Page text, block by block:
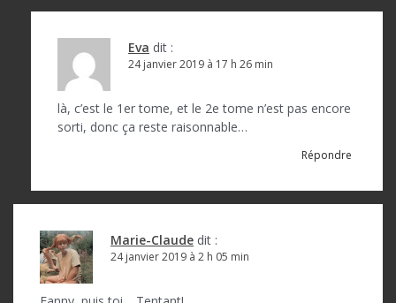
Eva dit :
24 janvier 2019 à 17 h 26 min
là, c’est le 1er tome, et le 2e tome n’est pas encore
sorti, donc ça reste raisonnable…
Répondre
Marie-Claude dit :
24 janvier 2019 à 2 h 05 min